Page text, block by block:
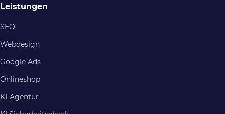
Leistungen
SEO
Webdesign
Google Ads
Onlineshop
KI-Agentur